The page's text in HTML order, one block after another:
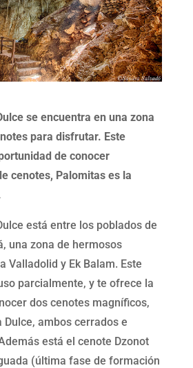
se encuentra en una zona
para disfrutar. Este
de conocer
cenotes, Palomitas es la
está entre los poblados de
una zona de hermosos
Valladolid y Ek Balam. Este
parcialmente, y te ofrece la
dos cenotes magníficos,
Dulce, ambos cerrados e
está el cenote Dzonot
(última fase de formación